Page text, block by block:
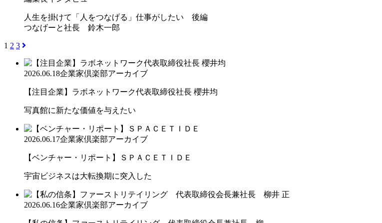
人生を掛けて「人をつなげる」仕事がしたい 後編
つなげーと社長 鈴木一郎
1 2 3
2026.06.18企業家倶楽部アーカイブ
【注目企業】ラボネットワーク代表取締役社長 櫻井均
写真館に新たな価値を与えたい
2026.06.17企業家倶楽部アーカイブ
【ベンチャー・リポート】ＳＰＡＣＥＴＩＤＥ
宇宙ビジネスは大転換期に突入した
2026.06.16企業家倶楽部アーカイブ